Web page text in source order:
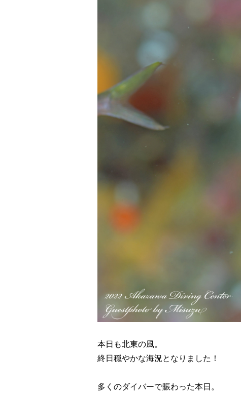
本日も北東の風。
終日穏やかな海況となりました！
多くのダイバーで賑わった本日。